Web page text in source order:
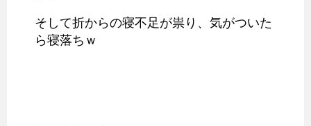
そして折からの寝不足が祟り、気がついた
ら寝落ちｗ